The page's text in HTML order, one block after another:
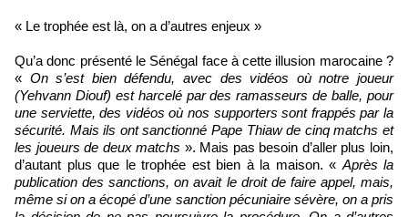
« Le trophée est là, on a d’autres enjeux »
Qu’a donc présenté le Sénégal face à cette illusion marocaine ?
« On s’est bien défendu, avec des vidéos où notre joueur
(Yehvann Diouf) est harcelé par des ramasseurs de balle, pour
une serviette, des vidéos où nos supporters sont frappés par la
sécurité. Mais ils ont sanctionné Pape Thiaw de cinq matchs et
les joueurs de deux matchs ». Mais pas besoin d’aller plus loin,
d’autant plus que le trophée est bien à la maison. « Après la
publication des sanctions, on avait le droit de faire appel, mais,
même si on a écopé d’une sanction pécuniaire sévère, on a pris